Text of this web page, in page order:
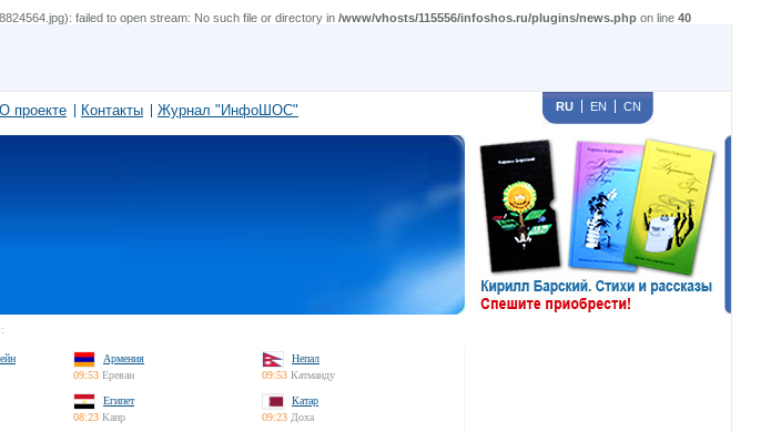
failed to open stream: No such file or directory in /www/vhosts/115556/infoshos.ru/plugins/news.php on line 40
О проекте Контакты Журнал "ИнфоШОС" RU EN CN
Армения
09:53 Ереван
Непал
09:53 Катманду
Египет
08:23 Каир
Катар
09:23 Доха